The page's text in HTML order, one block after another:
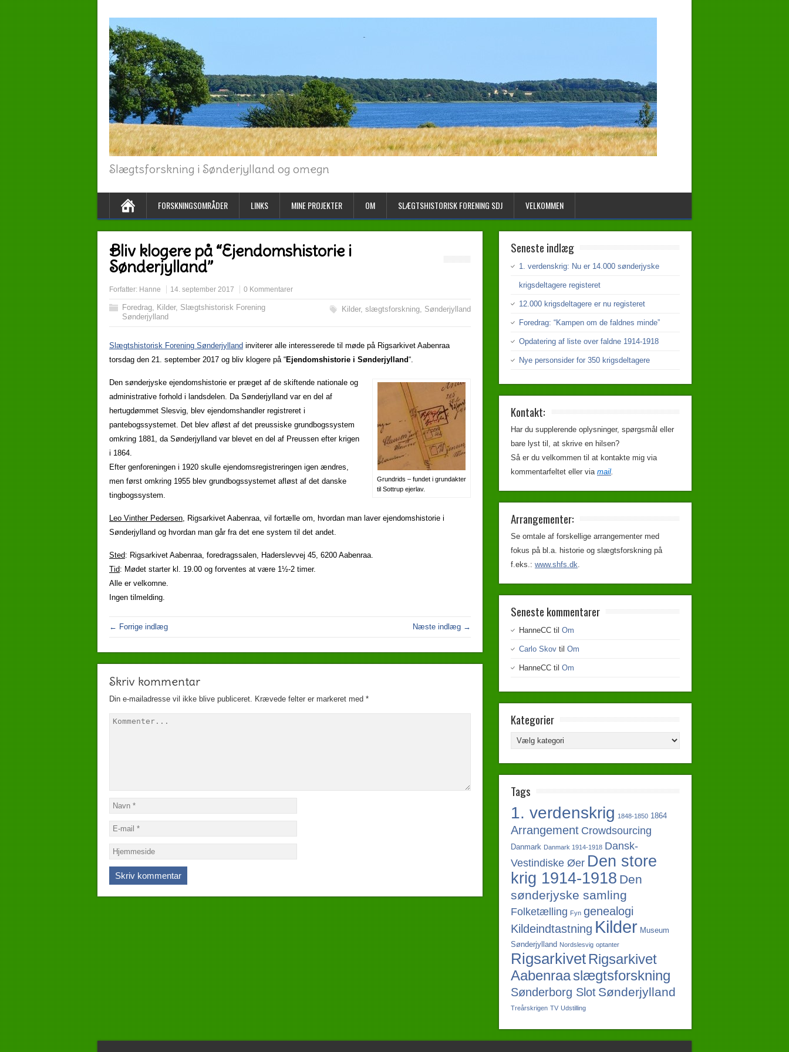
Slægtsforskning i Sønderjylland og omegn
FORSKNINGSOMRÅDER LINKS MINE PROJEKTER OM SLÆGTSHISTORISK FORENING SDJ VELKOMMEN
Bliv klogere på “Ejendomshistorie i
Sønderjylland”
Forfatter: Hanne 14. september 2017 0 Kommentarer
Foredrag, Kilder, Slægtshistorisk Forening
Sønderjylland
Kilder, slægtsforskning, Sønderjylland
Slægtshistorisk Forening Sønderjylland inviterer alle interesserede til møde på Rigsarkivet Aabenraa
torsdag den 21. september 2017 og bliv klogere på “Ejendomshistorie i Sønderjylland“.
Grundrids – fundet i grundakter
til Sottrup ejerlav.
Den sønderjyske ejendomshistorie er præget af de skiftende nationale og
administrative forhold i landsdelen. Da Sønderjylland var en del af
hertugdømmet Slesvig, blev ejendomshandler registreret i
pantebogssystemet. Det blev afløst af det preussiske grundbogssystem
omkring 1881, da Sønderjylland var blevet en del af Preussen efter krigen
i 1864.
Efter genforeningen i 1920 skulle ejendomsregistreringen igen ændres,
men først omkring 1955 blev grundbogssystemet afløst af det danske
tingbogssystem.
Leo Vinther Pedersen, Rigsarkivet Aabenraa, vil fortælle om, hvordan man laver ejendomshistorie i
Sønderjylland og hvordan man går fra det ene system til det andet.
Sted: Rigsarkivet Aabenraa, foredragssalen, Haderslevvej 45, 6200 Aabenraa.
Tid: Mødet starter kl. 19.00 og forventes at være 1½-2 timer.
Alle er velkomne.
Ingen tilmelding.
← Forrige indlæg Næste indlæg →
Skriv kommentar
Din e-mailadresse vil ikke blive publiceret. Krævede felter er markeret med *
Seneste indlæg
1. verdenskrig: Nu er 14.000 sønderjyske
krigsdeltagere registeret
12.000 krigsdeltagere er nu registeret
Foredrag: “Kampen om de faldnes minde”
Opdatering af liste over faldne 1914-1918
Nye personsider for 350 krigsdeltagere
Kontakt:
Har du supplerende oplysninger, spørgsmål eller
bare lyst til, at skrive en hilsen?
Så er du velkommen til at kontakte mig via
kommentarfeltet eller via mail.
Arrangementer:
Se omtale af forskellige arrangementer med
fokus på bl.a. historie og slægtsforskning på
f.eks.: www.shfs.dk.
Seneste kommentarer
HanneCC til Om
Carlo Skov til Om
HanneCC til Om
Kategorier
Tags
1. verdenskrig 1848-1850 1864
Arrangement Crowdsourcing
Danmark Danmark 1914-1918 Dansk-
Vestindiske Øer Den store
krig 1914-1918 Den
sønderjyske samling
Folketælling Fyn genealogi
Kildeindtastning Kilder Museum
Sønderjylland Nordslesvig optanter
Rigsarkivet Rigsarkivet
Aabenraaslægtsforskning
Sønderborg Slot Sønderjylland
Treårskrigen TV Udstilling